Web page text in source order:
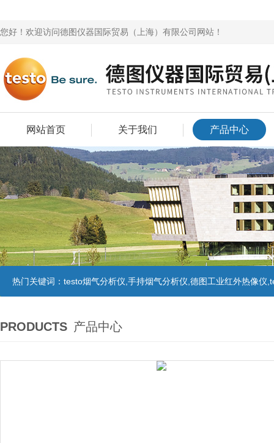
您好！欢迎访问德图仪器国际贸易（上海）有限公司网站！
网站首页 关于我们 产品中心
热门关键词： testo烟气分析仪,手持烟气分析仪,德图工业红外热像仪
PRODUCTS 产品中心